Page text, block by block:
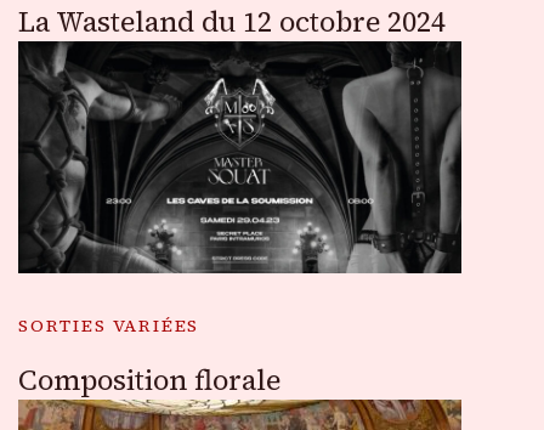
La Wasteland du 12 octobre 2024
SORTIES VARIÉES
Composition florale